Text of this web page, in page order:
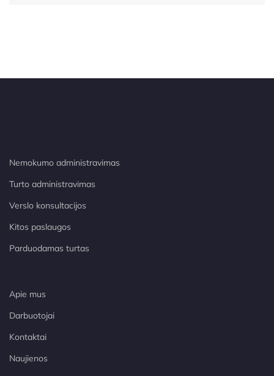
Nemokumo administravimas
Turto administravimas
Verslo konsultacijos
Kitos paslaugos
Parduodamas turtas
Apie mus
Darbuotojai
Kontaktai
Naujienos